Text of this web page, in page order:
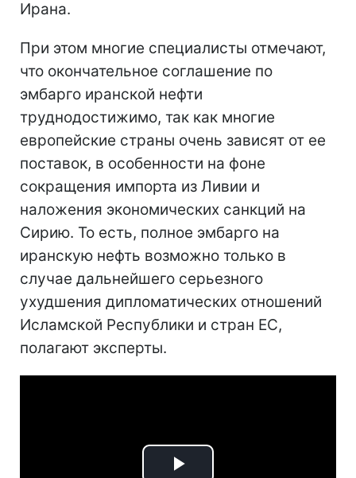
Ирана.
При этом многие специалисты отмечают,
что окончательное соглашение по
эмбарго иранской нефти
труднодостижимо, так как многие
европейские страны очень зависят от ее
поставок, в особенности на фоне
сокращения импорта из Ливии и
наложения экономических санкций на
Сирию. То есть, полное эмбарго на
иранскую нефть возможно только в
случае дальнейшего серьезного
ухудшения дипломатических отношений
Исламской Республики и стран ЕС,
полагают эксперты.